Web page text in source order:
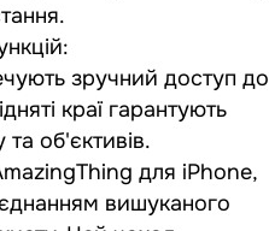
зручний доступ до
краї гарантують
об'єктивів.
для iPhone,
вишуканого